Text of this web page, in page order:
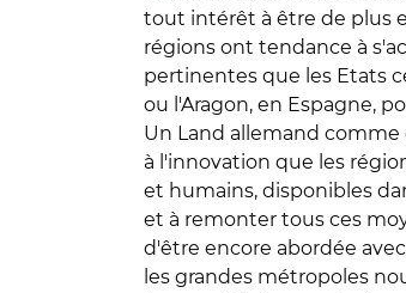
tout intérêt à être de plus
régions ont tendance à
pertinentes que les Etats
ou l'Aragon, en Espagne,
Un Land allemand
à l'innovation que les
et humains, disponibles
et à remonter tous ces
d'être encore abordée
les grandes métropoles